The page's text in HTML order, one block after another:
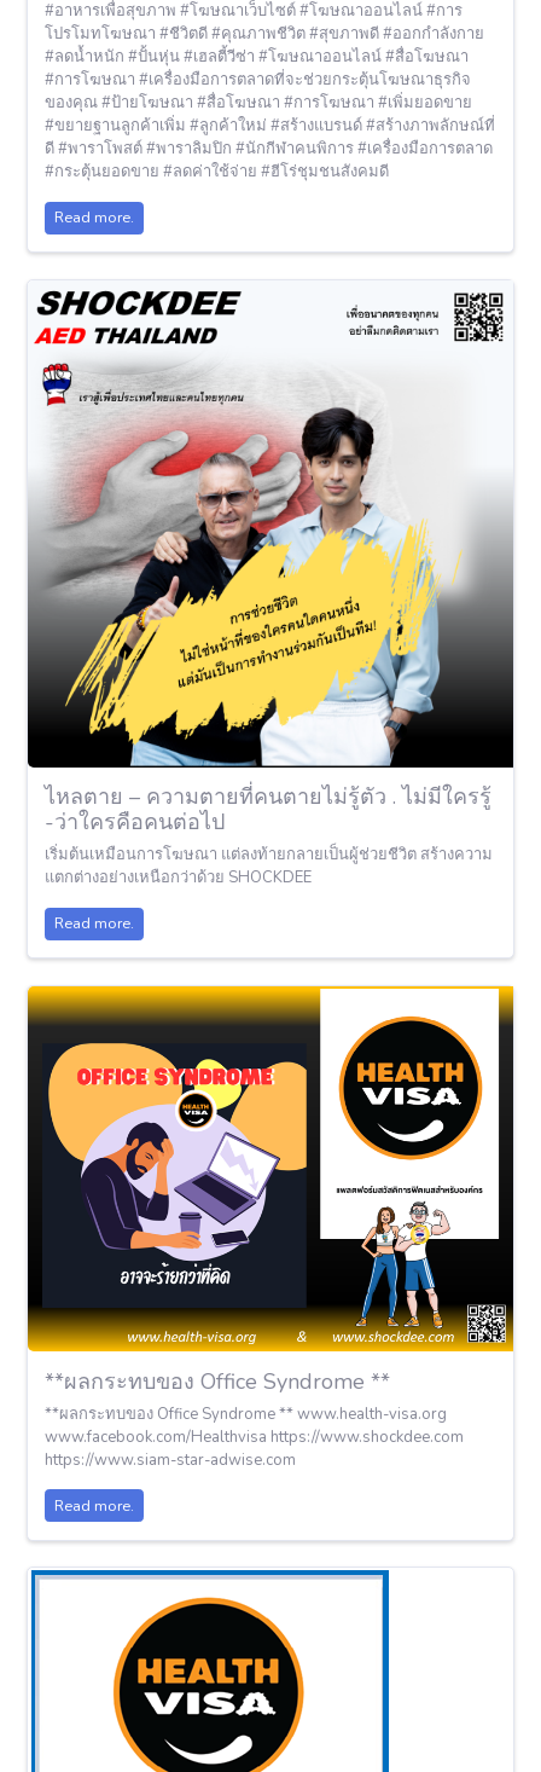
#อาหารเพื่อสุขภาพ #โฆษณาเว็บไซต์ #โฆษณาออนไลน์ #การ
โปรโมทโฆษณา #ชีวิตดี #คุณภาพชีวิต #สุขภาพดี #ออกกำลังกาย
#ลดน้ำหนัก #ปั้นหุ่น #เฮลตี้วีซ่า #โฆษณาออนไลน์ #สื่อโฆษณา
#การโฆษณา #เครื่องมือการตลาดที่จะช่วยกระตุ้นโฆษณาธุรกิจ
ของคุณ #ป้ายโฆษณา #สื่อโฆษณา #การโฆษณา #เพิ่มยอดขาย
#ขยายฐานลูกค้าเพิ่ม #ลูกค้าใหม่ #สร้างแบรนด์ #สร้างภาพลักษณ์ที่
ดี #พาราโพสต์ #พาราลิมปิก #นักกีฬาคนพิการ #เครื่องมือการตลาด
#กระตุ้นยอดขาย #ลดค่าใช้จ่าย #ฮีโร่ชุมชนสังคมดี
Read more.
ไหลตาย – ความตายที่คนตายไม่รู้ตัว . ไม่มีใครรู้
-ว่าใครคือคนต่อไป
เริ่มต้นเหมือนการโฆษณา แต่ลงท้ายกลายเป็นผู้ช่วยชีวิต สร้างความ
แตกต่างอย่างเหนือกว่าด้วย SHOCKDEE
Read more.
**ผลกระทบของ Office Syndrome **
**ผลกระทบของ Office Syndrome ** www.health-visa.org
www.facebook.com/Healthvisa https://www.shockdee.com
https://www.siam-star-adwise.com
Read more.